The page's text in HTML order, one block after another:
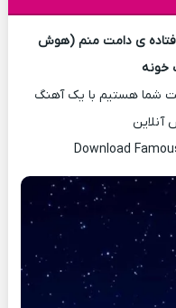
ی دامت منم (هوش
خونه
شما هستیم با یک آهنگ
Download